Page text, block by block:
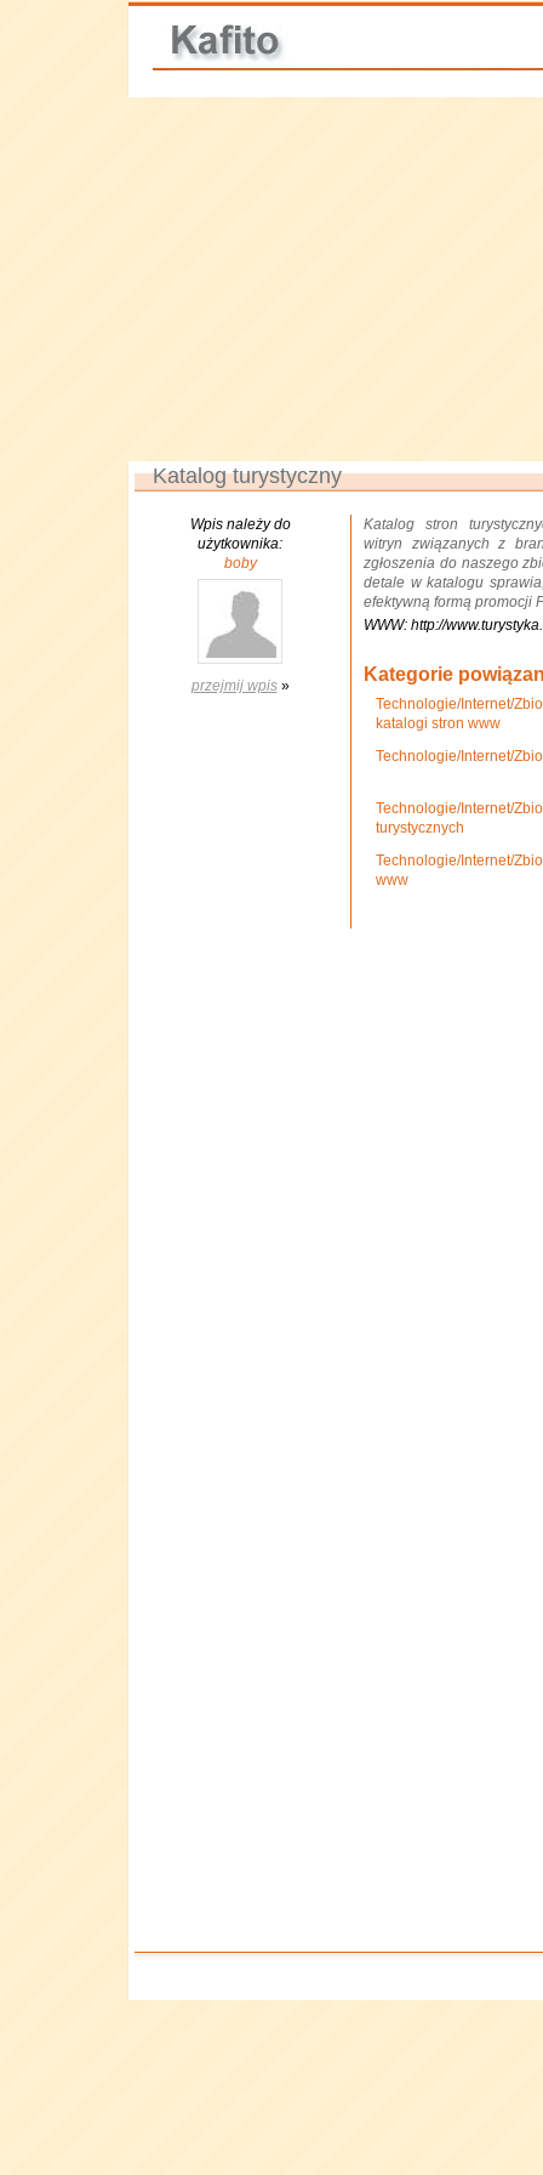
Katalog turystyczny
Wpis należy do
użytkownika:
boby
przejmij wpis»
Katalog stron
witryn związanych z
zgłoszenia do naszego
detale w katalogu
efektywną formą promocji
WWW: http://
Kategorie
Technologie/Internet/
katalogi stron www
Technologie/Internet/
Technologie/Internet/
turystycznych
Technologie/Internet/
www